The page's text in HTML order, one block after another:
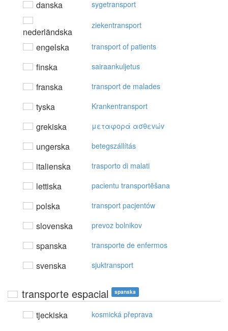
danska sygetransport
nederländska
ziekentransport
engelska transport of patients
finska sairaankuljetus
franska transport de malades
tyska Krankentransport
grekiska μεταφoρά ασθεvώv
ungerska betegszállítás
italienska trasporto di malati
lettiska pacientu transportēšana
polska transport pacjentów
slovenska prevoz bolnikov
spanska transporte de enfermos
svenska sjuktransport
transporte espacial spanska
tjeckiska kosmická přeprava